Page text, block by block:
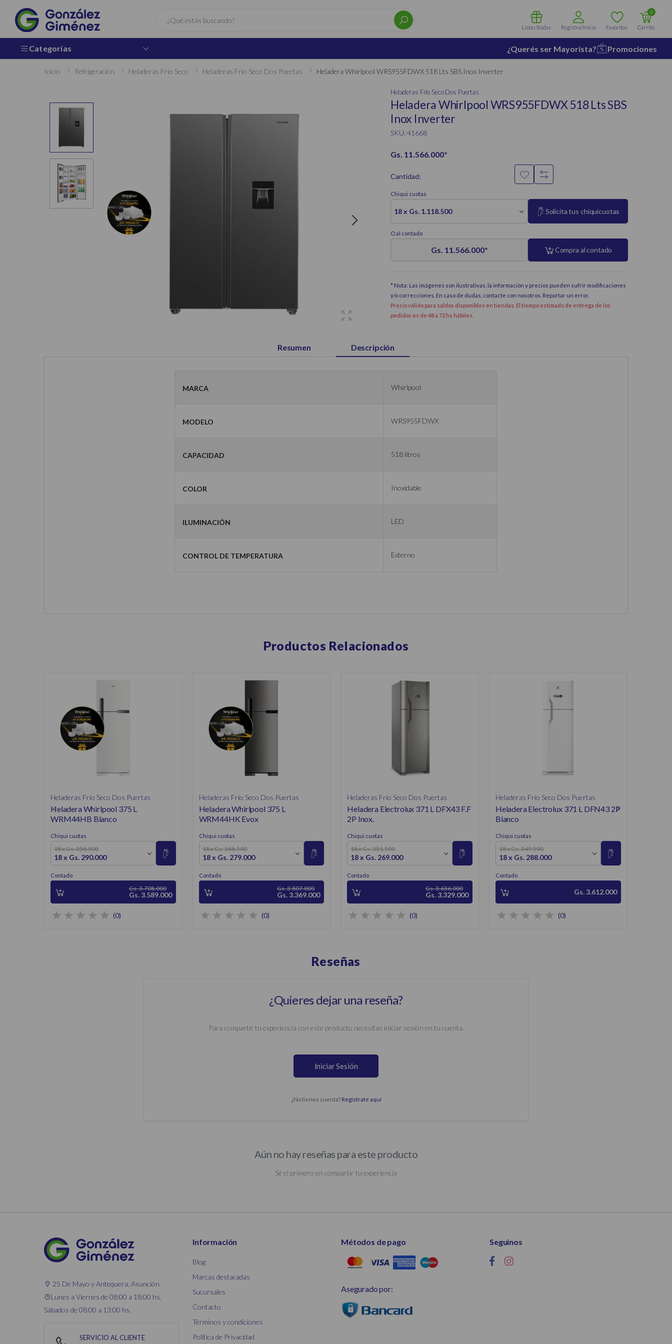
Listas Bodas Registro/Inicio Favoritos Carrito
0
Categorías ¿Querés ser Mayorista? Promociones
Inicio Refrigeración Heladeras Frío Seco Heladeras Frío Seco Dos Puertas Heladera Whirlpool WRS955FDWX 518 Lts SBS Inox Inverter
Heladeras Frío Seco Dos Puertas
Heladera Whirlpool WRS955FDWX 518 Lts SBS
Inox Inverter
SKU: 41668
Gs. 11.566.000*
Cantidad:
Chiqui cuotas
18 x Gs. 1.118.500 Solicita tus chiquicuotas
O al contado
Gs. 11.566.000* Compra al contado
* Nota: Las imágenes son ilustrativas, la información y precios pueden sufrir modificaciones
y/o correcciones. En caso de dudas, contacte con nosotros. Reportar un error.
Precio válido para saldos disponibles en tiendas. El tiempo estimado de entrega de los
pedidos es de 48 a 72 hs hábiles.
Resumen Descripción
Marca Whirlpool
Modelo WRS955FDWX
Capacidad 518 litros
Color Inoxidable
Iluminación LED
Control de Temperatura Externo
Productos Relacionados
Heladeras Frío Seco Dos Puertas
Heladera Whirlpool 375 L
WRM44HB Blanco
Chiqui cuotas
18 x Gs. 358.500
18 x Gs. 290.000
Contado
Gs. 3.708.000
Gs. 3.589.000
(0)
Heladeras Frío Seco Dos Puertas
Heladera Whirlpool 375 L
WRM44HK Evox
Chiqui cuotas
18 x Gs. 368.500
18 x Gs. 279.000
Contado
Gs. 3.807.000
Gs. 3.369.000
(0)
Heladeras Frío Seco Dos Puertas
Heladera Electrolux 371 L DFX43 F.F
2P Inox.
Chiqui cuotas
18 x Gs. 351.500
18 x Gs. 269.000
Contado
Gs. 3.636.000
Gs. 3.329.000
(0)
Heladeras Frío Seco Dos Puertas
Heladera Electrolux 371 L DFN43 2P
Blanco
Chiqui cuotas
18 x Gs. 349.500
18 x Gs. 288.000
Contado
Gs. 3.612.000
(0)
Reseñas
¿Quieres dejar una reseña?
Para compartir tu experiencia con este producto necesitas iniciar sesión en tu cuenta.
Iniciar Sesión
¿No tienes cuenta? Regístrate aquí
Aún no hay reseñas para este producto
Sé el primero en compartir tu experiencia
25 De Mayo y Antequera, Asunción.
Lunes a Viernes de 08:00 a 18:00 hs.
Sábados de 08:00 a 13:00 hs.
SERVICIO AL CLIENTE
Información
Blog
Marcas destacadas
Sucursales
Contacto
Términos y condiciones
Política de Privacidad
Métodos de pago
Asegurado por:
Seguinos